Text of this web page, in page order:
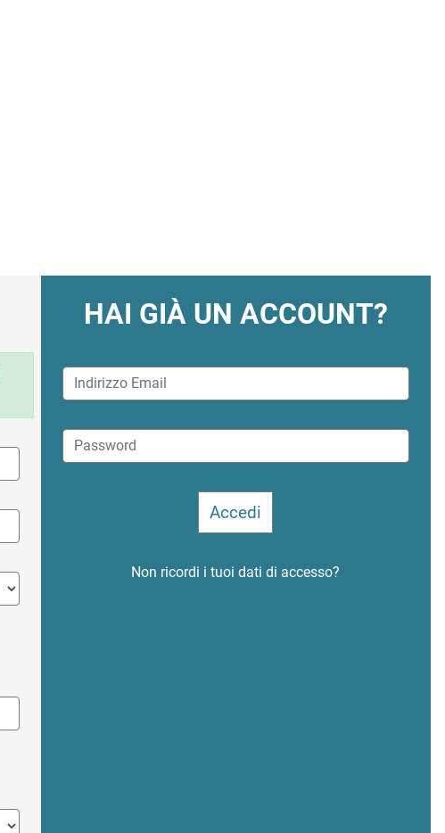
HAI GIÀ UN ACCOUNT?
Non ricordi i tuoi dati di accesso?